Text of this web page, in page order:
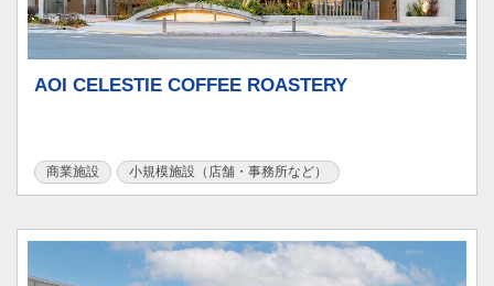
AOI CELESTIE COFFEE ROASTERY
商業施設 小規模施設（店舗・事務所など）